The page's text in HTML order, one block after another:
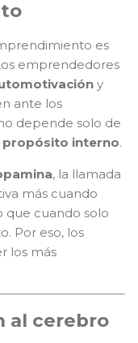
es
emprendedores
y
ante los
depende solo de
propósito interno.
, la llamada
más cuando
que cuando solo
Por eso, los
los más
al cerebro